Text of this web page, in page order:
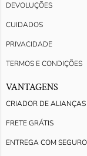
DEVOLUÇÕES
CUIDADOS
PRIVACIDADE
TERMOS E CONDIÇÕES
VANTAGENS
CRIADOR DE
FRETE GRÁTIS
ENTREGA COM SEGURO